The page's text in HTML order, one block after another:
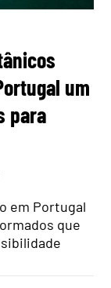
um
para
em Portugal
que